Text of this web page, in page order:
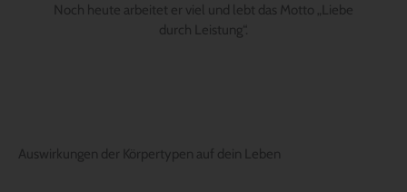
Noch heute arbeitet er viel und lebt das Motto „Liebe
durch Leistung“.
Auswirkungen der Körpertypen auf dein Leben